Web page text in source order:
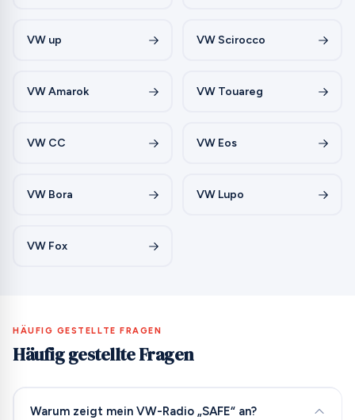
VW up VW Scirocco
VW Amarok VW Touareg
VW CC VW Eos
VW Bora VW Lupo
VW Fox
HÄUFIG GESTELLTE FRAGEN
Häufig gestellte Fragen
Warum zeigt mein VW-Radio „SAFE“ an?